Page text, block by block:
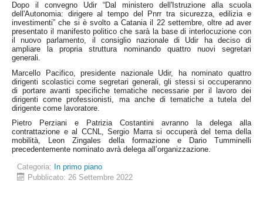
Dopo il convegno Udir “Dal ministero dell'Istruzione alla scuola
dell'Autonomia: dirigere al tempo del Pnrr tra sicurezza, edilizia e
investimenti” che si è svolto a Catania il 22 settembre, oltre ad aver
presentato il manifesto politico che sarà la base di interlocuzione con
il nuovo parlamento, il consiglio nazionale di Udir ha deciso di
ampliare la propria struttura nominando quattro nuovi segretari
generali.
Marcello Pacifico, presidente nazionale Udir, ha nominato quattro
dirigenti scolastici come segretari generali, gli stessi si occuperanno
di portare avanti specifiche tematiche necessarie per il lavoro dei
dirigenti come professionisti, ma anche di tematiche a tutela del
dirigente come lavoratore.
Pietro Perziani e Patrizia Costantini avranno la delega alla
contrattazione e al CCNL, Sergio Marra si occuperà del tema della
mobilità, Leon Zingales della formazione e Dario Tumminelli
precedentemente nominato avrà delega all’organizzazione.
Categoria: In primo piano
Pubblicato: 26 Settembre 2022